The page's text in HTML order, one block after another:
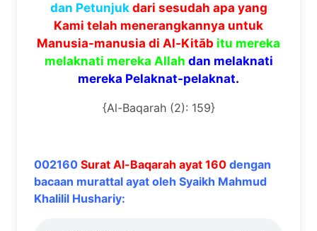
dan Petunjuk dari sesudah apa yang
Kami telah menerangkannya untuk
Manusia-manusia di Al-Kitāb itu mereka
melaknati mereka Allah dan melaknati
mereka Pelaknat-pelaknat.
{Al-Baqarah (2): 159}
002160 Surat Al-Baqarah ayat 160 dengan
bacaan murattal ayat oleh Syaikh Mahmud
Khalilil Hushariy: